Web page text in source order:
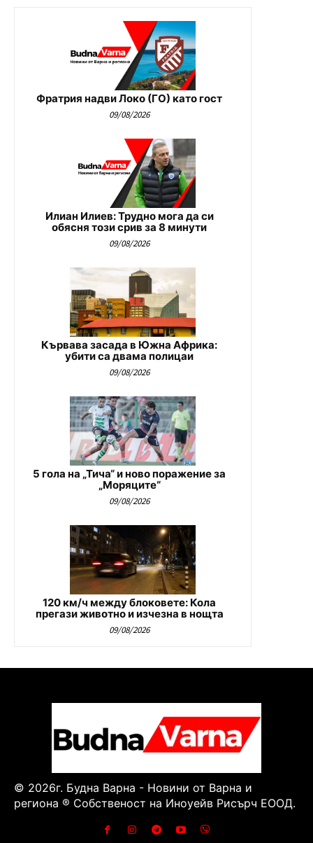
Фратрия надви Локо (ГО) като гост
09/08/2026
Илиан Илиев: Трудно мога да си
обясня този срив за 8 минути
09/08/2026
Кървава засада в Южна Африка:
убити са двама полицаи
09/08/2026
5 гола на „Тича“ и ново поражение за
„Моряците“
09/08/2026
120 км/ч между блоковете: Кола
прегази животно и изчезна в нощта
09/08/2026
© 2026г. Будна Варна - Новини от Варна и
региона ® Собственост на Иноуейв Рисърч ЕООД.